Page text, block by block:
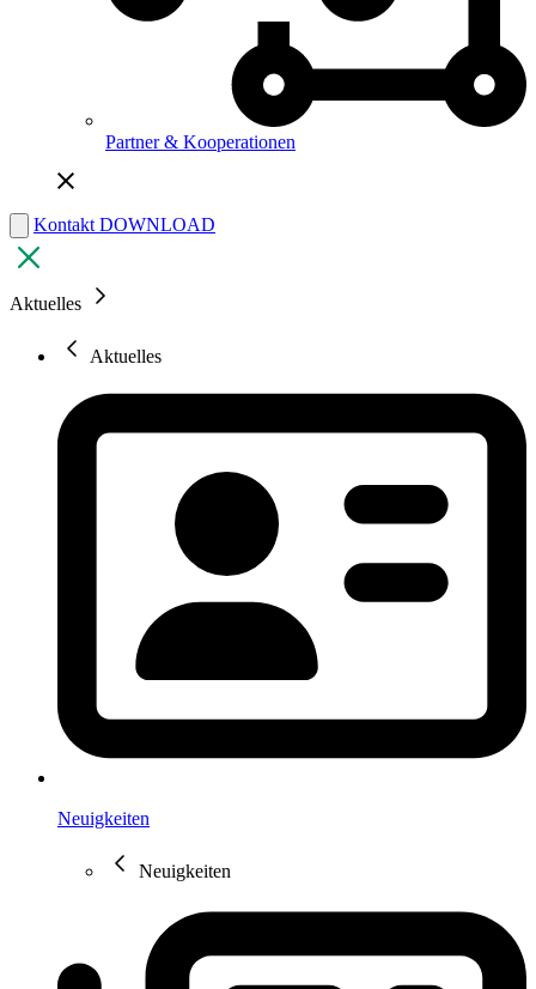
Partner & Kooperationen
Kontakt DOWNLOAD
Aktuelles
Aktuelles
Neuigkeiten
Neuigkeiten